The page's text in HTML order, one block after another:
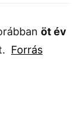
öt év
Forrás